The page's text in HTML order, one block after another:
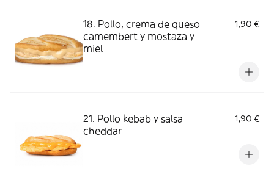
18. Pollo, crema de queso
camembert y mostaza y
miel
1,90 €
21. Pollo kebab y salsa
cheddar
1,90 €